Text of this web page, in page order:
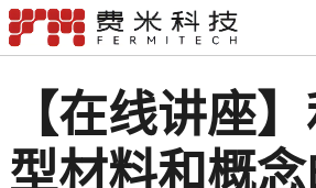
【在线讲座
型材料和概